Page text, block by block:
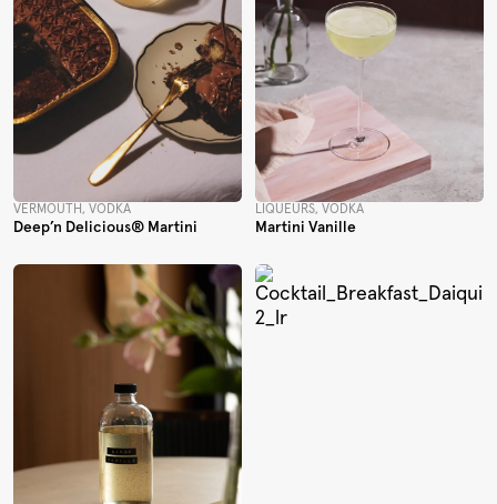
VERMOUTH, VODKA
Deep’n Delicious® Martini
LIQUEURS, VODKA
Martini Vanille